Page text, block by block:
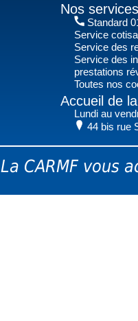
Nos
Standard
Service
Service des
Service des
prestations
Toutes nos
Accueil de
Lundi au
44 bis rue
La CARMF vous